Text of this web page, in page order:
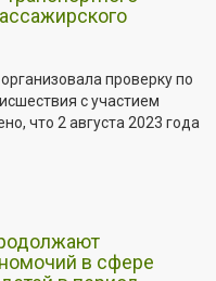
проверку по
с участием
что 2 августа 2023 года
в сфере